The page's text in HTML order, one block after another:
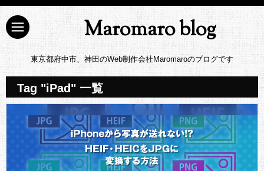
Maromaro blog
東京都府中市、神田のWeb制作会社Maromaroのブログです
Tag "iPad" 一覧